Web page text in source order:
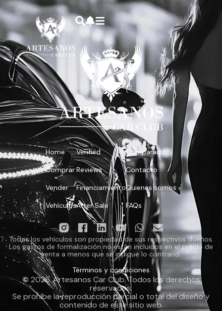
Home
Comprar
Vender
Vehículos
Verified
Reviews
Financiamiento
After Sale
Comparador
Contacto
Quienes somos
FAQs
Todas los vehículos son propiedad de sus respectivos dueños.
Los gastos de formalización no están incluidos en el precio de
venta a menos que se indique lo contrario.
Términos y condiciones
© 2026. Artesanos Car Club. Todos los derechos
reservados.
Se prohíbe la reproducción parcial o total del diseño y
contenido de este sitio web.